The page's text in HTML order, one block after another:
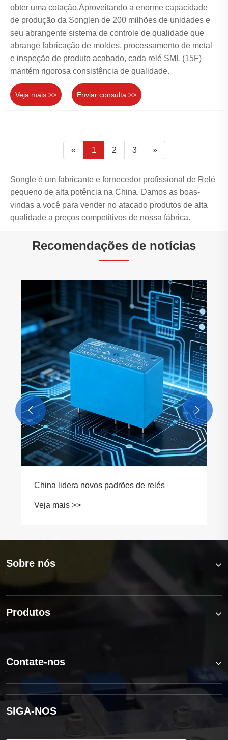
obter uma cotação.Aproveitando a enorme capacidade
de produção da Songlen de 200 milhões de unidades e
seu abrangente sistema de controle de qualidade que
abrange fabricação de moldes, processamento de metal
e inspeção de produto acabado, cada relé SML (15F)
mantém rigorosa consistência de qualidade.
Veja mais >> Enviar consulta >>
« 1 2 3 »
Songle é um fabricante e fornecedor profissional de Relé
pequeno de alta potência na China. Damos as boas-
vindas a você para vender no atacado produtos de alta
qualidade a preços competitivos de nossa fábrica.
Recomendações de notícias
Como um pequeno relé de alta potência
melhora o desempenho do sistema elétrico?
Veja mais >>
 
Sobre nós
Produtos
Contate-nos
SIGA-NOS